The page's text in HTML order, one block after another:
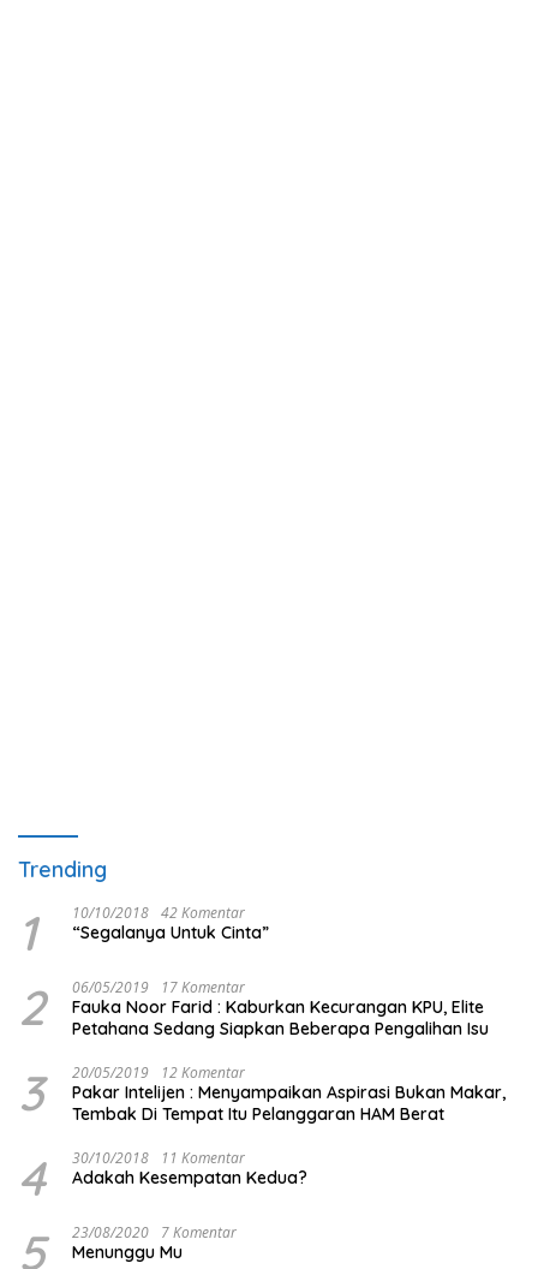
Trending
1 10/10/2018 42 Komentar
“Segalanya Untuk Cinta”
2 06/05/2019 17 Komentar
Fauka Noor Farid : Kaburkan Kecurangan KPU, Elite
Petahana Sedang Siapkan Beberapa Pengalihan Isu
3 20/05/2019 12 Komentar
Pakar Intelijen : Menyampaikan Aspirasi Bukan Makar,
Tembak Di Tempat Itu Pelanggaran HAM Berat
4 30/10/2018 11 Komentar
Adakah Kesempatan Kedua?
5 23/08/2020 7 Komentar
Menunggu Mu